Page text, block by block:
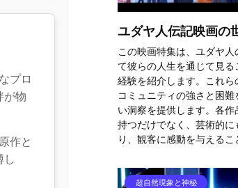
プロ
が物
作と
し
ユダヤ人伝記映画の
この映画特集は、ユダヤ
て彼らの人生を通じて見
経験を紹介します。これら
コミュニティの強さと困
い洞察を提供します。各
持つだけでなく、芸術的に
り、観客に感動を与えるこ
超自然現象と神秘